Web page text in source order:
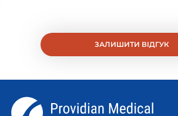
ЗАЛИШИТИ ВІДГУК